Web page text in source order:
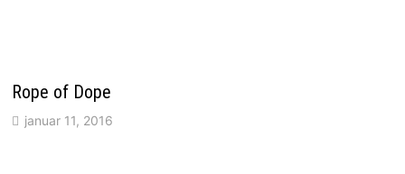
Rope of Dope
januar 11, 2016